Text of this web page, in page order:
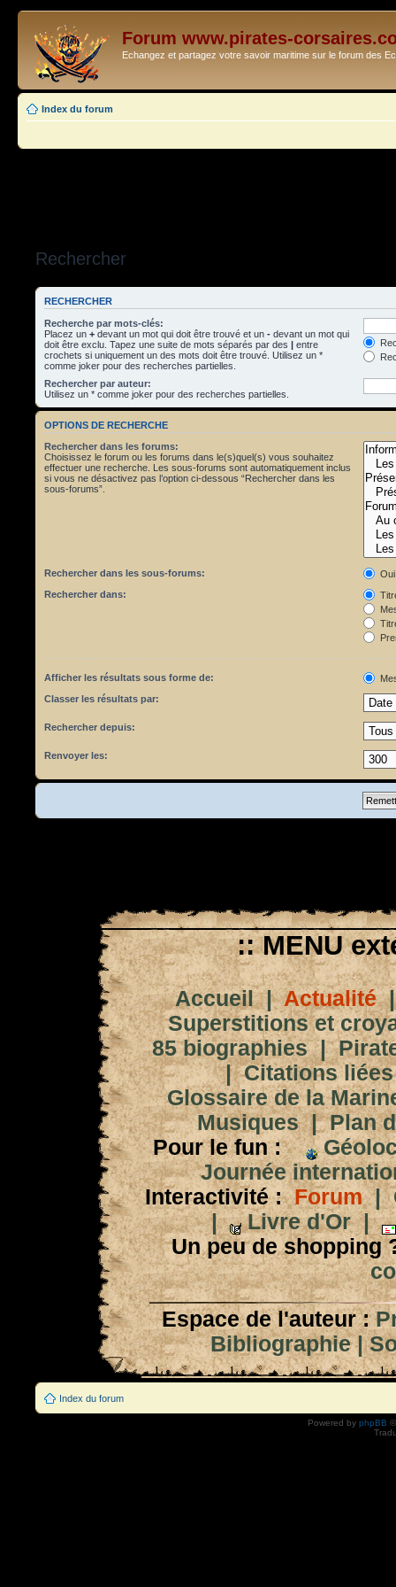
Forum www.pirates-
Echangez et partagez votre savoir maritime sur le forum des
Index du forum
Rechercher
RECHERCHER
Recherche par mots-clés:
Placez un + devant un mot qui doit être trouvé et un - devant un mot qui
doit être exclu. Tapez une suite de mots séparés par des | entre
crochets si uniquement un des mots doit être trouvé. Utilisez un *
comme joker pour des recherches partielles.
Rechercher par auteur:
Utilisez un * comme joker pour des recherches partielles.
OPTIONS DE RECHERCHE
Rechercher dans les forums:
Choisissez le forum ou les forums dans le(s)quel(s) vous souhaitez
effectuer une recherche. Les sous-forums sont automatiquement inclus
si vous ne désactivez pas l’option ci-dessous “Rechercher dans les
sous-forums”.
Rechercher dans les sous-forums:
Oui
Rechercher dans:
Afficher les résultats sous forme de:
Classer les résultats par:
Rechercher depuis:
Renvoyer les:
:: MENU
Accueil|Actualité
Superstitions et
85 biographies|
|Citations
Glossaire de la
Musiques|Plan
Pour le fun :
Journée
Interactivité : Forum|
|
Livre d'Or|
Un peu de shopping
Espace de l'auteur :
Bibliographie|
Index du forum
Powered by phpBB